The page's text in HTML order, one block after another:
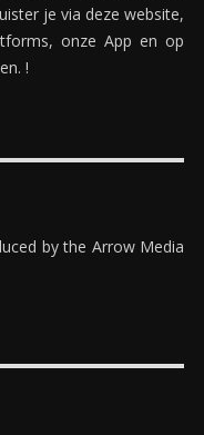
je via deze website,
onze App en op
!
by the Arrow Media